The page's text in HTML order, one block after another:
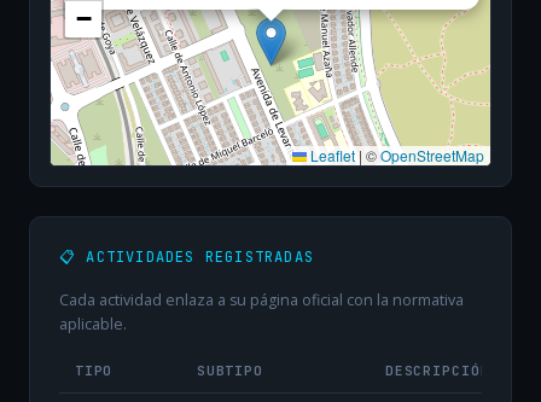
−
Leaflet | ©OpenStreetMap
📋 ACTIVIDADES REGISTRADAS
Cada actividad enlaza a su página oficial con la normativa
aplicable.
TIPO SUBTIPO DESCRIPCIÓN